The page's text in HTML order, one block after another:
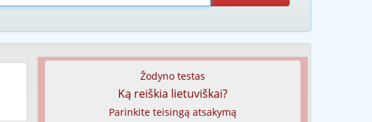
Žodyno testas
Ką reiškia lietuviškai?
Parinkite teisingą atsakymą